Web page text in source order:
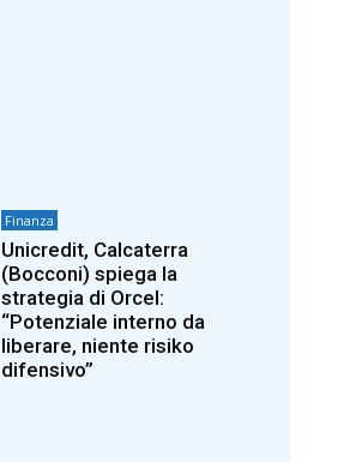
Finanza
Unicredit, Calcaterra
(Bocconi) spiega la
strategia di Orcel:
“Potenziale interno da
liberare, niente risiko
difensivo”